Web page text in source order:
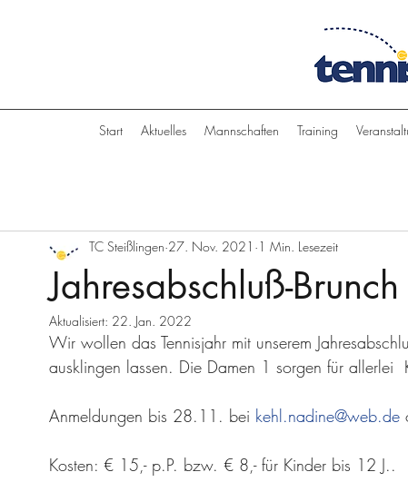
Start Aktuelles Mannschaften Training
Jahresabschluß-
TC Steißlingen 27. Nov. 2021 1 Min. Lesezeit
Aktualisiert: 22. Jan. 2022
Wir wollen das Tennisjahr mit unserem
ausklingen lassen. Die Damen 1 sorgen für allerlei
Anmeldungen bis 28.11. bei kehl.nadine@web.de
Kosten: € 15,- p.P. bzw. € 8,- für Kinder bis 12 J..